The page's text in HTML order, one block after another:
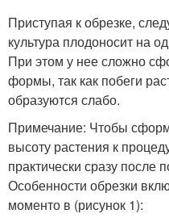
Приступая к обрезке,
культура плодоносит на
При этом у нее сложно
формы, так как побеги
образуются слабо.
Примечание: Чтобы
высоту растения к
практически сразу после
Особенности обрезки
моменто в (рисунок 1):